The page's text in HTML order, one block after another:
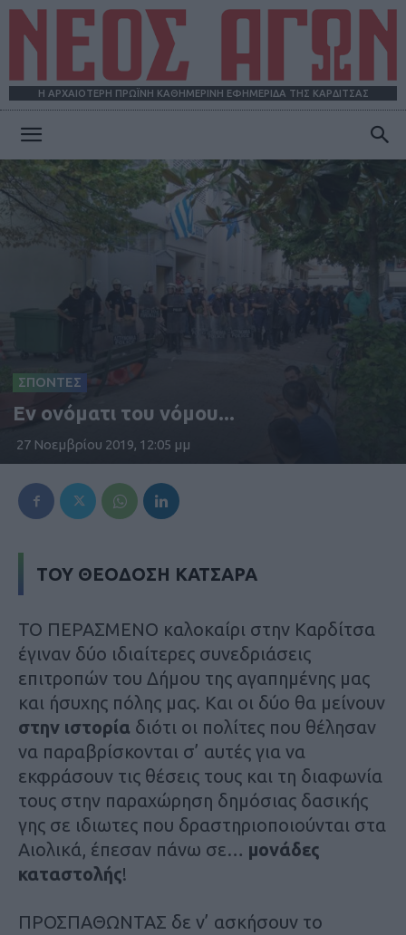
Η ΑΡΧΑΙΟΤΕΡΗ ΠΡΩΪΝΗ ΚΑΘΗΜΕΡΙΝΗ ΕΦΗΜΕΡΙΔΑ ΤΗΣ ΚΑΡΔΙΤΣΑΣ
ΑΓΩΝ
ΣΠΟΝΤΕΣ
Εν ονόματι του νόμου...
27 Νοεμβρίου 2019, 12:05 μμ
ΤΟΥ ΘΕΟΔΟΣΗ ΚΑΤΣΑΡΑ
ΤΟ ΠΕΡΑΣΜΕΝΟ καλοκαίρι στην Καρδίτσα
έγιναν δύο ιδιαίτερες συνεδριάσεις
επιτροπών του Δήμου της αγαπημένης μας
και ήσυχης πόλης μας. Και οι δύο θα μείνουν
στην ιστορία διότι οι πολίτες που θέλησαν
να παραβρίσκονται σ’ αυτές για να
εκφράσουν τις θέσεις τους και τη διαφωνία
τους στην παραχώρηση δημόσιας δασικής
γης σε ιδιωτες που δραστηριοποιούνται στα
Αιολικά, έπεσαν πάνω σε… μονάδες
καταστολής!
ΠΡΟΣΠΑΘΩΝΤΑΣ δε ν’ ασκήσουν το